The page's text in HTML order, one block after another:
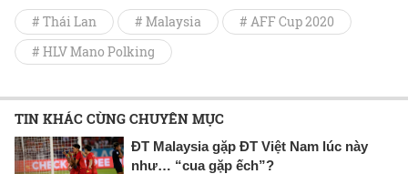
# Thái Lan # Malaysia
# AFF Cup 2020
# HLV Mano Polking
TIN KHÁC CÙNG CHUYÊN MỤC
ĐT Malaysia gặp ĐT Việt Nam lúc này
như… “cua gặp ếch”?